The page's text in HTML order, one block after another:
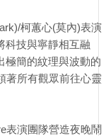
柯蕙心(莫內)表演
科技與寧靜相互融
極簡的紋理與波動的
著所有觀眾前往心靈
表演團隊營造夜晚鬧